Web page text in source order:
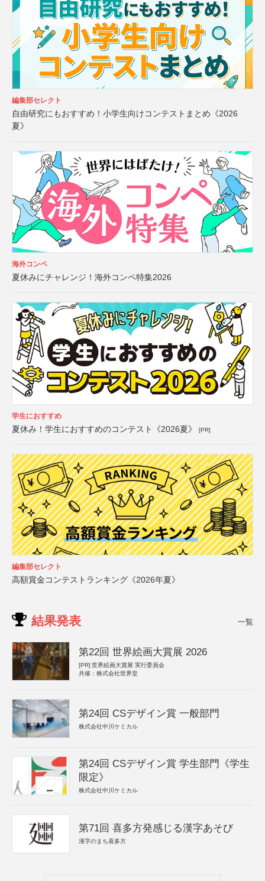
編集部セレクト
自由研究にもおすすめ！小学生向けコンテストまとめ《2026
夏》
海外コンペ
夏休みにチャレンジ！海外コンペ特集2026
学生におすすめ
夏休み！学生におすすめのコンテスト《2026夏》 [PR]
編集部セレクト
高額賞金コンテストランキング《2026年夏》
結果発表 一覧
第22回 世界絵画大賞展 2026
[PR] 世界絵画大賞展 実行委員会
共催：株式会社世界堂
第24回 CSデザイン賞 一般部門
株式会社中川ケミカル
第24回 CSデザイン賞 学生部門《学生
限定》
株式会社中川ケミカル
第71回 喜多方発感じる漢字あそび
漢字のまち喜多方